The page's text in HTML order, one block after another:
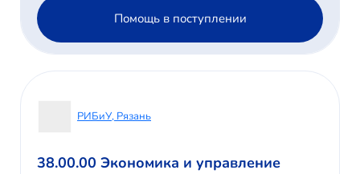
Помощь в поступлении
РИБиУ, Рязань
38.00.00 Экономика и управление